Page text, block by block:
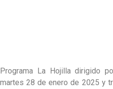
Programa La Hojilla dirigido
martes 28 de enero de 2025 y